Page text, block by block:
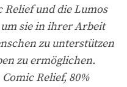
und die Lumos
sie in ihrer Arbeit
zu unterstützen
zu ermöglichen.
Relief, 80%